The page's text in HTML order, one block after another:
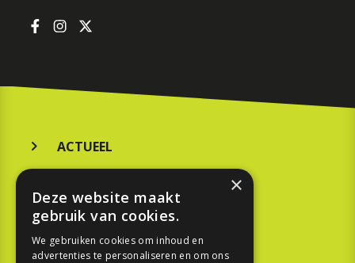
ACTUEEL
KOOPGIDS
TESTEN
×
Deze website maakt
gebruik van cookies.
We gebruiken cookies om inhoud en
advertenties te personaliseren en om ons